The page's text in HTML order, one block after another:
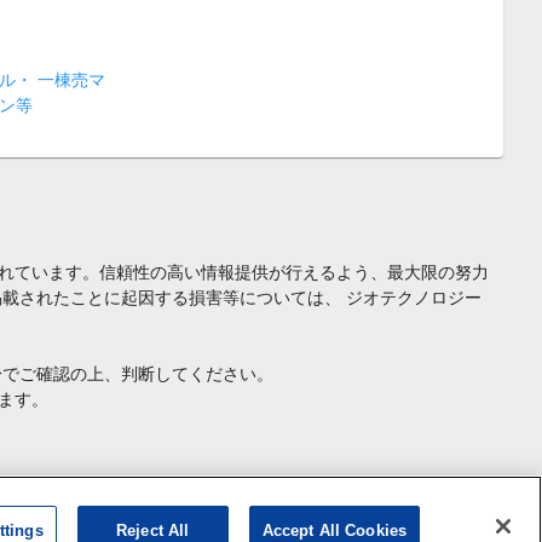
・ 一棟売マ
等
います。信頼性の高い情報提供が行えるよう、最大限の努力
されたことに起因する損害等については、 ジオテクノロジー
ご確認の上、判断してください。
す。
Reject All Accept All Cookies